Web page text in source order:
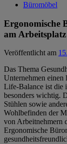
Büromöbel
Ergonomische
am Arbeitsplatz
Veröffentlicht am
Das Thema
Unternehmen einen
Life-Balance ist die
besonders wichtig.
Stühlen sowie
Wohlbefinden der
von Arbeitnehmern
Ergonomische